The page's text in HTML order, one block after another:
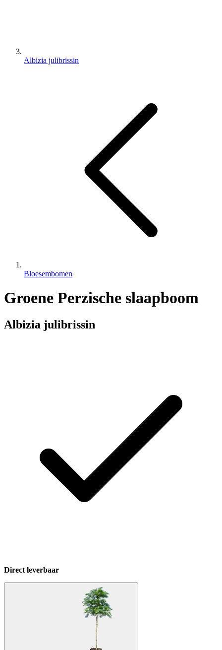
Albizia julibrissin
Bloesembomen
Groene Perzische slaapboom
Albizia julibrissin
Direct leverbaar